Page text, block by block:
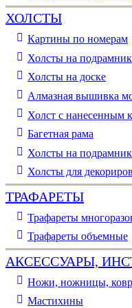
ХОЛСТЫ
Картины по номерам
Холсты на
Холсты на доске
Алмазная вышивка
Холст с нанесенным
Багетная рама
Холсты на
Холсты для
ТРАФАРЕТЫ
Трафареты
Трафареты объемные
АКСЕССУАРЫ,
Ножи, ножницы,
Мастихины